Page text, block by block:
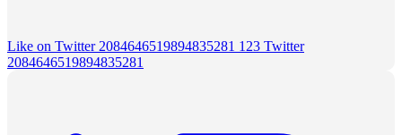
Like on Twitter 2084646519894835281 123 Twitter
2084646519894835281